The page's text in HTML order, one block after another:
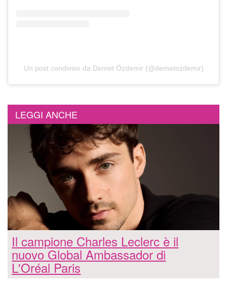
Un post condiviso da Demet Özdemir (@demetozdemir)
LEGGI ANCHE
Il campione Charles Leclerc è il
nuovo Global Ambassador di
L'Oréal Paris